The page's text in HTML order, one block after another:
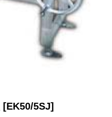
[EK50/5SJ]